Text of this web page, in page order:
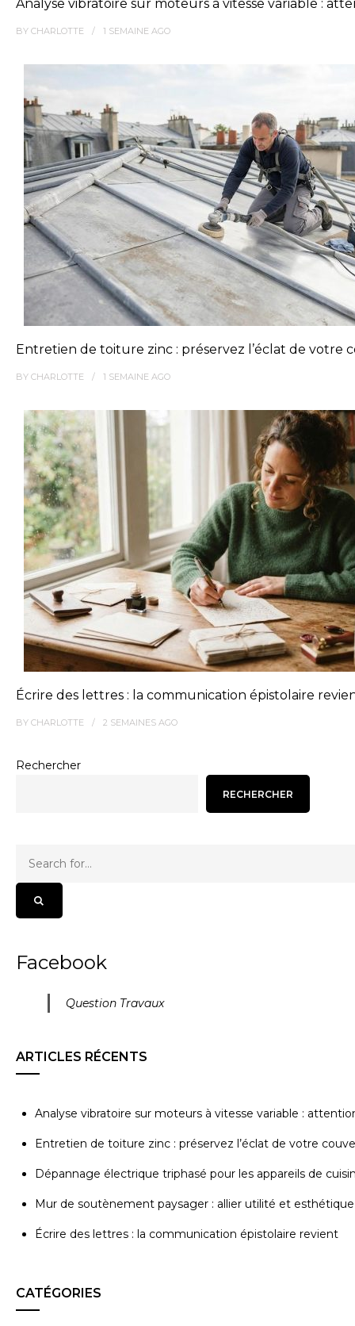
Analyse vibratoire sur moteurs à vitesse variable :
BY CHARLOTTE 1 SEMAINE AGO
Entretien de toiture zinc : préservez l’éclat de votre
BY CHARLOTTE 1 SEMAINE AGO
Écrire des lettres : la communication épistolaire
BY CHARLOTTE 2 SEMAINES AGO
Rechercher
RECHERCHER
Facebook
Question Travaux
ARTICLES RÉCENTS
Analyse vibratoire sur moteurs à vitesse variable :
Entretien de toiture zinc : préservez l’éclat de votre
Dépannage électrique triphasé pour les appareils de
Mur de soutènement paysager : allier utilité et esthétique
Écrire des lettres : la communication épistolaire revient
CATÉGORIES